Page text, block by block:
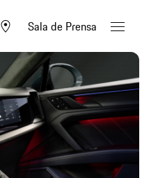
Sala de Prensa